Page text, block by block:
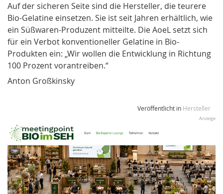
Auf der sicheren Seite sind die Hersteller, die teurere
Bio-Gelatine einsetzen. Sie ist seit Jahren erhältlich, wie
ein Süßwaren-Produzent mitteilte. Die AoeL setzt sich
für ein Verbot konventioneller Gelatine in Bio-
Produkten ein: „Wir wollen die Entwicklung in Richtung
100 Prozent vorantreiben.“
Anton Großkinsky
Veröffentlicht in Hersteller
Anzeige